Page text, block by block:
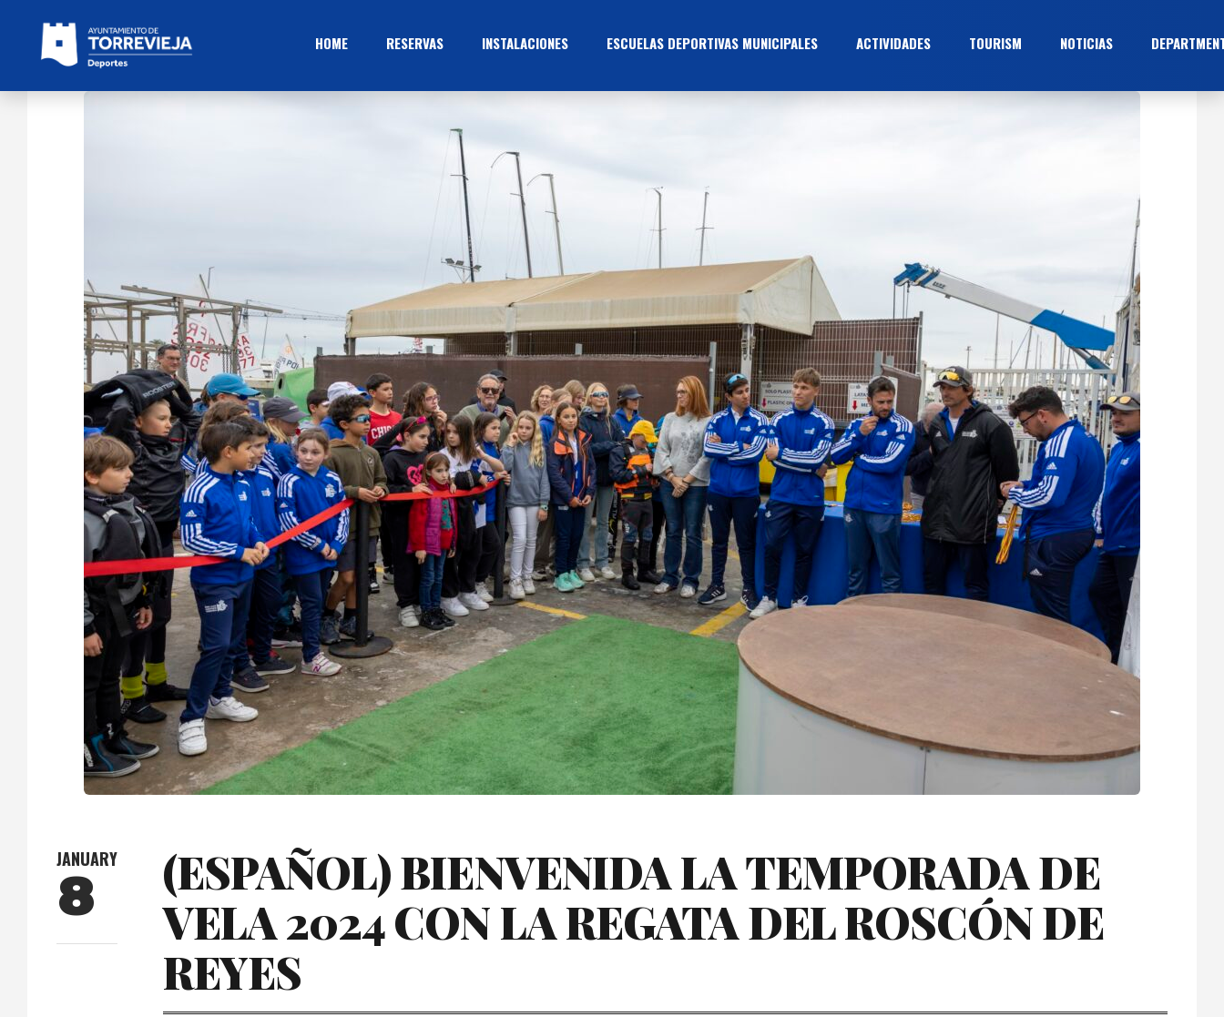
HOME RESERVAS INSTALACIONES ESCUELAS DEPORTIVAS MUNICIPALES ACTIVIDADES TOURISM NOTICIAS
JANUARY
8
(ESPAÑOL) BIENVENIDA LA TEMPORADA DE
VELA 2024 CON LA REGATA DEL ROSCÓN DE
REYES